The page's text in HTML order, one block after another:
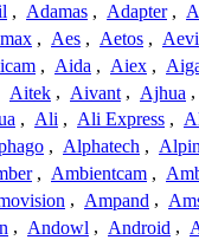
, Adamas , Adapter ,
, Aes , Aetos ,
, Aida , Aiex ,
Aitek , Aivant , Ajhua ,
, Ali , Ali Express ,
, Alphatech ,
, Ambientcam ,
, Ampand ,
, Andowl , Android ,